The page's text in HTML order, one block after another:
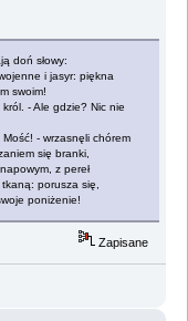
doń słowy:
i jasyr: piękna
swoim!
- Ale gdzie? Nic nie
- wrzasnęli chórem
się branki,
z pereł
porusza się,
poniżenie!
Zapisane